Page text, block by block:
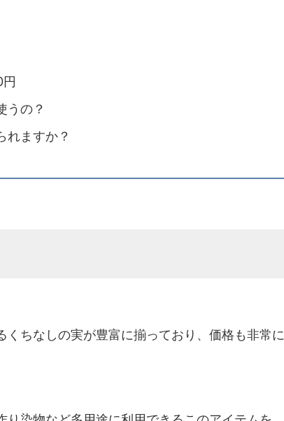
うの？
れますか？
くちなしの実が豊富に揃っており、価格も非常に